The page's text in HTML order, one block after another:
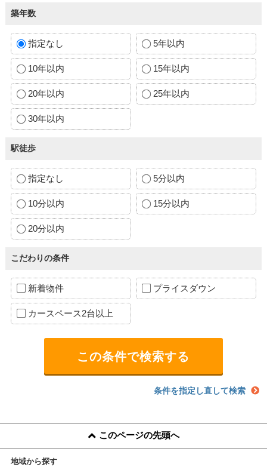
築年数
指定なし 5年以内
10年以内 15年以内
20年以内 25年以内
30年以内
駅徒歩
指定なし 5分以内
10分以内 15分以内
20分以内
こだわりの条件
新着物件 プライスダウン
カースペース2台以上
条件を指定し直して検索
このページの先頭へ
地域から探す